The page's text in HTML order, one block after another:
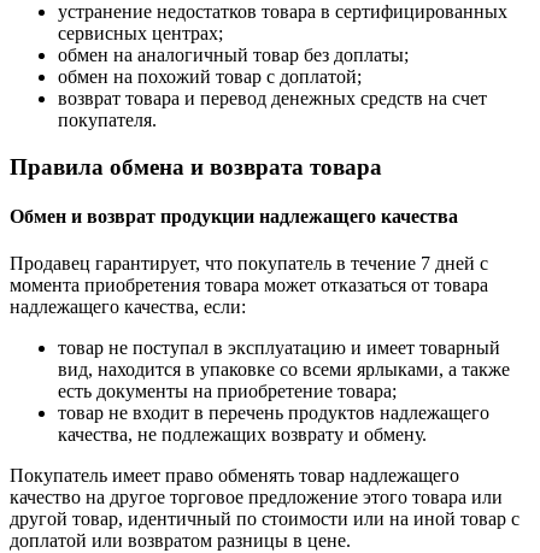
устранение недостатков товара в сертифицированных
сервисных центрах;
обмен на аналогичный товар без доплаты;
обмен на похожий товар с доплатой;
возврат товара и перевод денежных средств на счет
покупателя.
Правила обмена и возврата товара
Обмен и возврат продукции надлежащего качества
Продавец гарантирует, что покупатель в течение 7 дней с
момента приобретения товара может отказаться от товара
надлежащего качества, если:
товар не поступал в эксплуатацию и имеет товарный
вид, находится в упаковке со всеми ярлыками, а также
есть документы на приобретение товара;
товар не входит в перечень продуктов надлежащего
качества, не подлежащих возврату и обмену.
Покупатель имеет право обменять товар надлежащего
качество на другое торговое предложение этого товара или
другой товар, идентичный по стоимости или на иной товар с
доплатой или возвратом разницы в цене.